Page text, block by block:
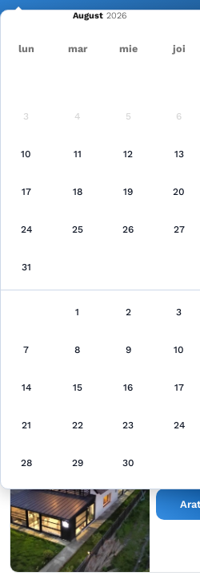
Căutare
Tulcea
au fost găsite 15
Vânător
August
lun mar mie joi
3 4 5 6
10 11 12 13
17 18 19 20
24 25 26 27
31
1 2 3
7 8 9 10
14 15 16 17
21 22 23 24
28 29 30